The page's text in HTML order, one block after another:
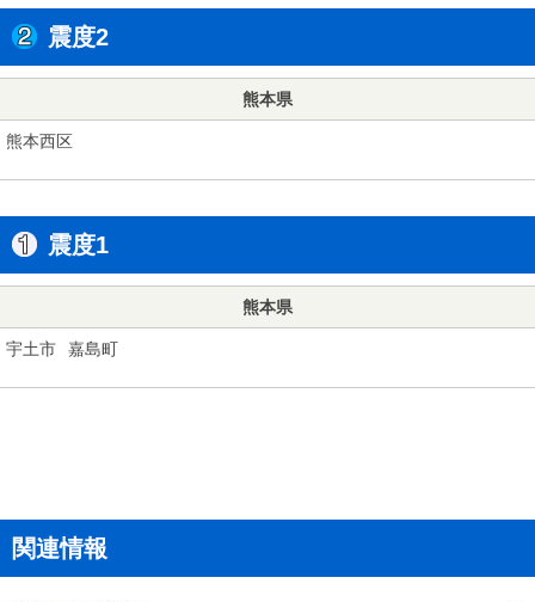
震度2
熊本県
熊本西区
震度1
熊本県
宇土市 嘉島町
関連情報